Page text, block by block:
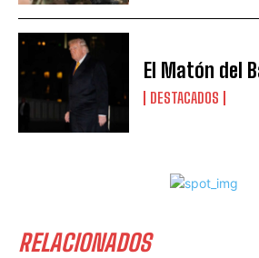
El Matón del
DESTACADOS
RELACIONADOS